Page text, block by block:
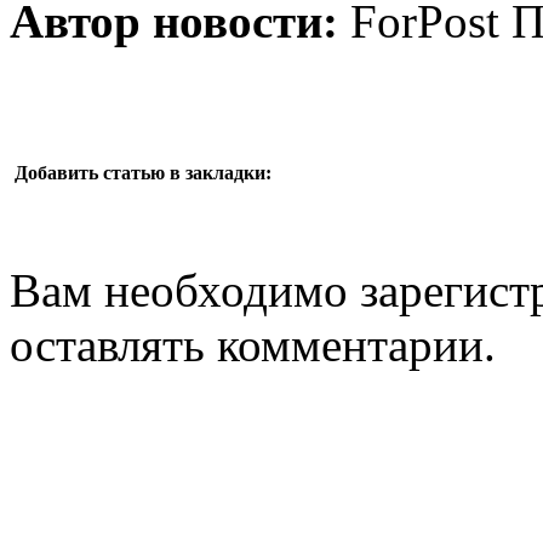
Автор новости: ForPost
Добавить статью в закладки:
Вам необходимо
оставлять комментарии.